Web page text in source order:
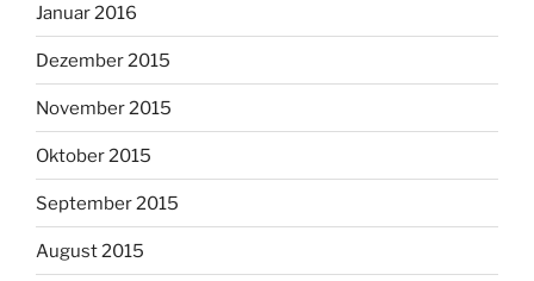
Januar 2016
Dezember 2015
November 2015
Oktober 2015
September 2015
August 2015